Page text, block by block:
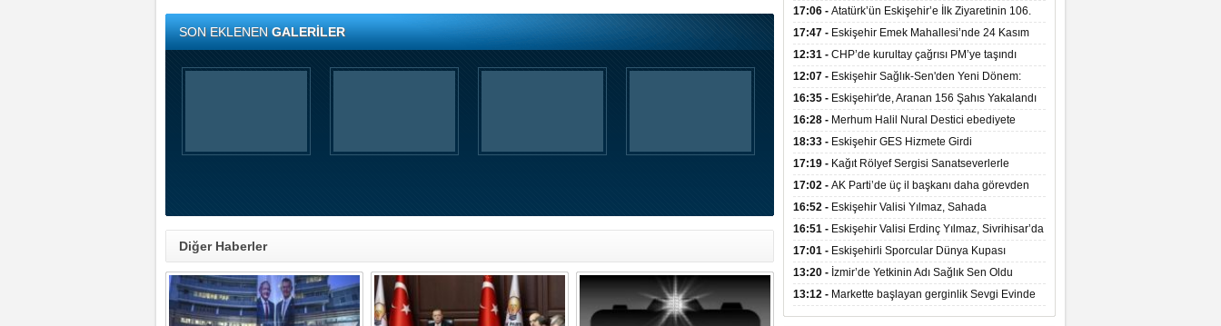
SON EKLENENGALERİLER
Diğer Haberler
sahipliği yaptı.
17:06 - Atatürk’ün Eskişehir’e İlk Ziyaretinin 106.
Yılı Törenle Kutlandı
17:47 - Eskişehir Emek Mahallesi’nde 24 Kasım
İlkokulu törenle hizmete girdi
12:31 - CHP’de kurultay çağrısı PM’ye taşındı
12:07 - Eskişehir Sağlık-Sen'den Yeni Dönem:
Mazbata Teslim Alındı
16:35 - Eskişehir'de, Aranan 156 Şahıs Yakalandı
16:28 - Merhum Halil Nural Destici ebediyete
uğurlandı
18:33 - Eskişehir GES Hizmete Girdi
17:19 - Kağıt Rölyef Sergisi Sanatseverlerle
Buluştu
17:02 - AK Parti’de üç il başkanı daha görevden
alındı
16:52 - Eskişehir Valisi Yılmaz, Sahada
İncelemelerde Bulundu
16:51 - Eskişehir Valisi Erdinç Yılmaz, Sivrihisar’da
17:01 - Eskişehirli Sporcular Dünya Kupası
Başarılarını Vali Yılmaz’la Paylaştı
13:20 - İzmir’de Yetkinin Adı Sağlık Sen Oldu
13:12 - Markette başlayan gerginlik Sevgi Evinde
yara sardı.